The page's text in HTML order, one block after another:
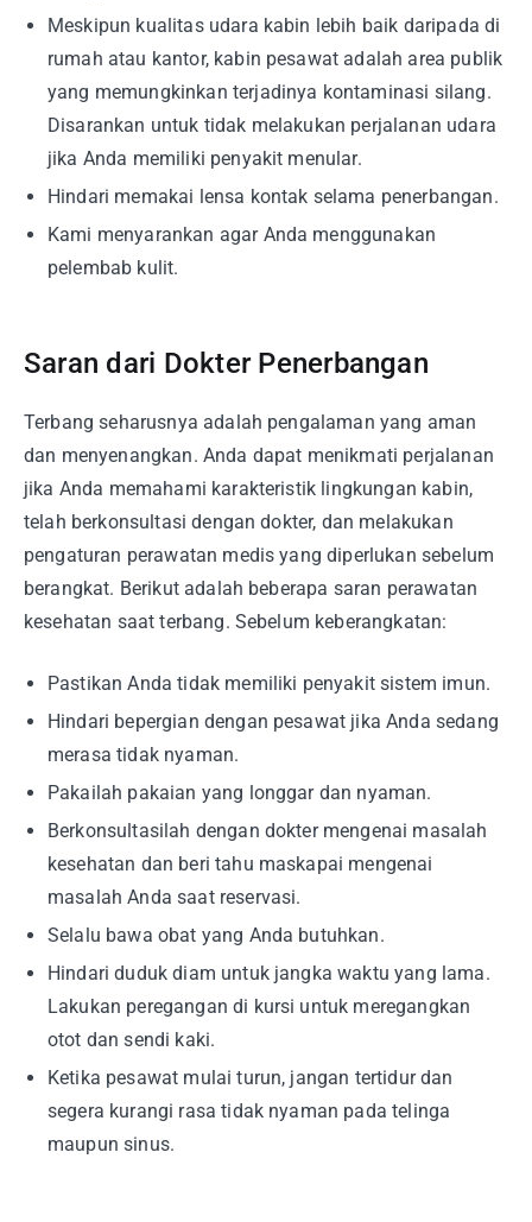
Meskipun kualitas udara kabin lebih baik daripada di
rumah atau kantor, kabin pesawat adalah area publik
yang memungkinkan terjadinya kontaminasi silang.
Disarankan untuk tidak melakukan perjalanan udara
jika Anda memiliki penyakit menular.
Hindari memakai lensa kontak selama penerbangan.
Kami menyarankan agar Anda menggunakan
pelembab kulit.
Saran dari Dokter Penerbangan
Terbang seharusnya adalah pengalaman yang aman
dan menyenangkan. Anda dapat menikmati perjalanan
jika Anda memahami karakteristik lingkungan kabin,
telah berkonsultasi dengan dokter, dan melakukan
pengaturan perawatan medis yang diperlukan sebelum
berangkat. Berikut adalah beberapa saran perawatan
kesehatan saat terbang. Sebelum keberangkatan:
Pastikan Anda tidak memiliki penyakit sistem imun.
Hindari bepergian dengan pesawat jika Anda sedang
merasa tidak nyaman.
Pakailah pakaian yang longgar dan nyaman.
Berkonsultasilah dengan dokter mengenai masalah
kesehatan dan beri tahu maskapai mengenai
masalah Anda saat reservasi.
Selalu bawa obat yang Anda butuhkan.
Hindari duduk diam untuk jangka waktu yang lama.
Lakukan peregangan di kursi untuk meregangkan
otot dan sendi kaki.
Ketika pesawat mulai turun, jangan tertidur dan
segera kurangi rasa tidak nyaman pada telinga
maupun sinus.